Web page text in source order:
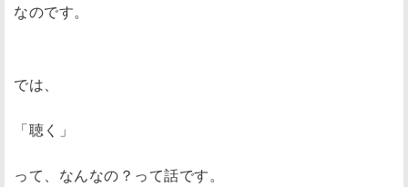
なのです。
では、
「聴く」
って、なんなの？って話です。